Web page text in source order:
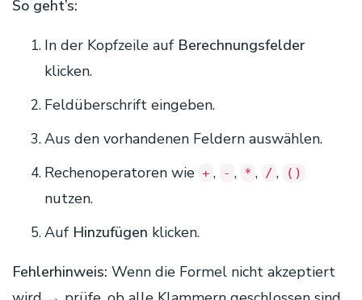
So geht’s:
In der Kopfzeile auf Berechnungsfelder
klicken.
Feldüberschrift eingeben.
Aus den vorhandenen Feldern auswählen.
Rechenoperatoren wie + , - , * , / , ()
nutzen.
Auf Hinzufügen klicken.
Fehlerhinweis: Wenn die Formel nicht akzeptiert